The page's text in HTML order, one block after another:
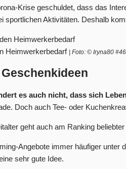
Krise geschuldet, dass das
sportlichen Aktivitäten. Deshalb
Heimwerkerbedarf | Foto: © Iryna80
es auch nicht, dass sich
Doch auch Tee- oder
geht auch am Ranking
Angebote immer häufiger
sehr gute Idee.